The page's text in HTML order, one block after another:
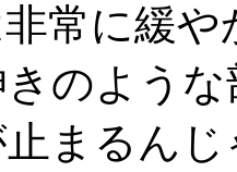
常に緩
のよう
止まるん